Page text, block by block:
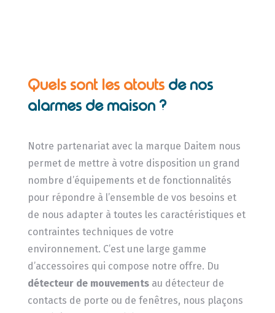
Quels sont les atouts de nos
alarmes de maison ?
Notre partenariat avec la marque Daitem nous
permet de mettre à votre disposition un grand
nombre d’équipements et de fonctionnalités
pour répondre à l’ensemble de vos besoins et
de nous adapter à toutes les caractéristiques et
contraintes techniques de votre
environnement. C’est une large gamme
d’accessoires qui compose notre offre. Du
détecteur de mouvementsau détecteur de
contacts de porte ou de fenêtres, nous plaçons